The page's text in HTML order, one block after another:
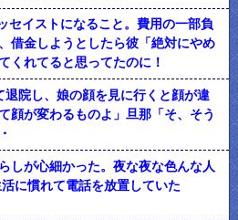
セイストになること。費用の一部負
借金しようとしたら彼「絶対にやめ
くれてると思ってたのに！
院し、娘の顔を見に行くと顔が違
顔が変わるものよ」旦那「そ、そう
しが心細かった。夜な夜な色んな人
に慣れて電話を放置していた